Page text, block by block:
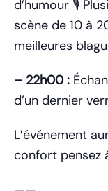
d’humour 🎙
scène de 10 à
meilleures
– 22h00 :
d’un dernier
L’événement
confort pensez